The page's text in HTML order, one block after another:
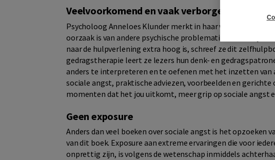
Veelvoorkomend en vaak verborgen
Psycholoog Anneloes Klunder merkt in haar werk dat
oorzaak is van andere psychische problematiek. Omdat juist
naar de hulpverlening extra hoog is, schreef ze dit
gedragstherapie leert ze lezers hun denk- en
anders te interpreteren en te oefenen met het inzetten van
sociale angst, praktische adviezen, voorbeelden en
momenten dat het jou uitkomt, meer grip op sociale angst
Geen exposure
Anders dan veel boeken over sociale angst is het opzoeken
van dit boek. Exposure aan extreme ervaringen die voor
onprettig zijn, is volgens de wetenschap inmiddels